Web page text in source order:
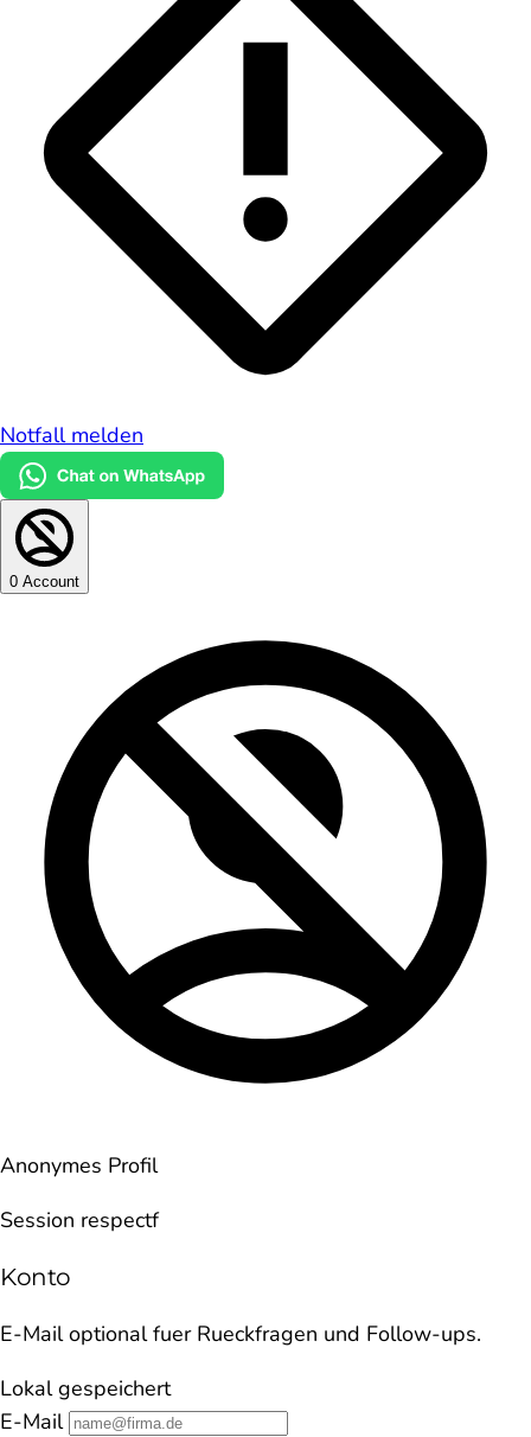
Notfall melden
0 Account
Anonymes Profil
Session respectf
Konto
E-Mail optional fuer Rueckfragen und Follow-ups.
Lokal gespeichert
E-Mail